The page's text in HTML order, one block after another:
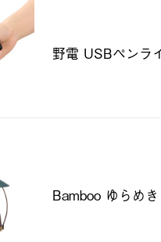
野電 USBペンラ
Bamboo ゆらめ